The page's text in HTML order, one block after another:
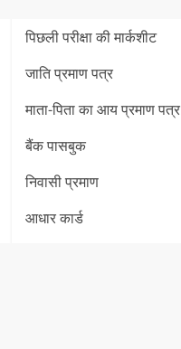
पिछली परीक्षा की मार्कशीट
जाति प्रमाण पत्र
माता-पिता का आय प्रमाण पत्र
बैंक पासबुक
निवासी प्रमाण
आधार कार्ड